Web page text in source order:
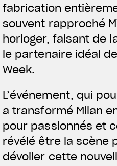
fabrication
souvent rapproché
horloger, faisant de
le partenaire idéal
Week.
L’événement, qui
a transformé Milan
pour passionnés et
révélé être la scène
dévoiler cette